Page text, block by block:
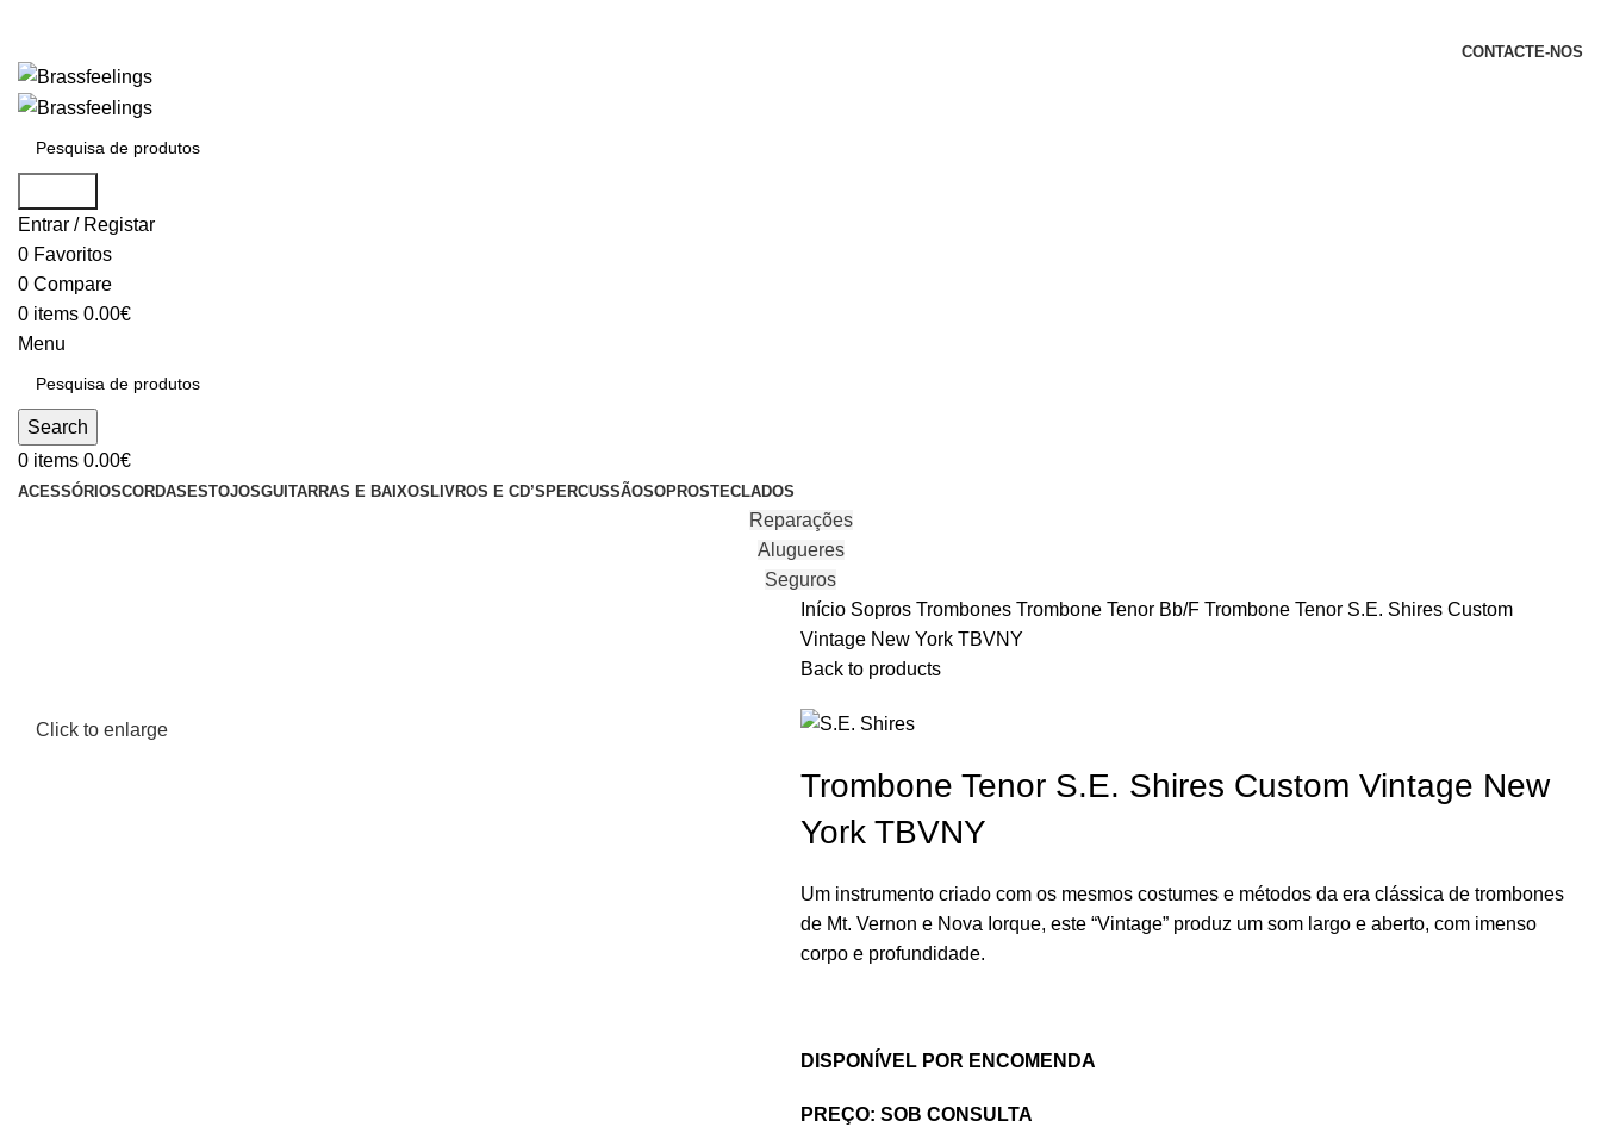
CONTACTE-NOS
Entrar / Registar
0 Favoritos
0 Compare
0 items 0.00€
Menu
Search
0 items 0.00€
ACESSÓRIOSCORDAS ESTOJOSGUITARRAS E BAIXOS LIVROS E CD’S PERCUSSÃOSOPROSTECLADOS
Reparações
Alugueres
Seguros
Click to enlarge
Início Sopros Trombones Trombone Tenor Bb/F Trombone Tenor S.E. Shires Custom
Vintage New York TBVNY
Back to products
Trombone Tenor S.E. Shires Custom Vintage New
York TBVNY
Um instrumento criado com os mesmos costumes e métodos da era clássica de trombones
de Mt. Vernon e Nova Iorque, este “Vintage” produz um som largo e aberto, com imenso
corpo e profundidade.
DISPONÍVEL POR ENCOMENDA
PREÇO: SOB CONSULTA